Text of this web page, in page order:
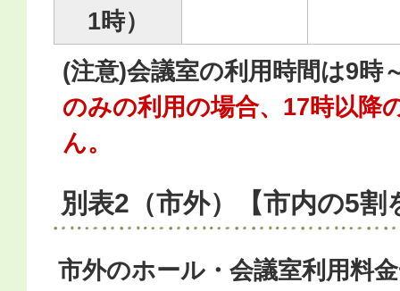
1時）
(注意)会議室の利用時間は9時
のみの利用の場合、17時以降
ん。
別表2（市外）【市内の5割
市外のホール・会議室利用料